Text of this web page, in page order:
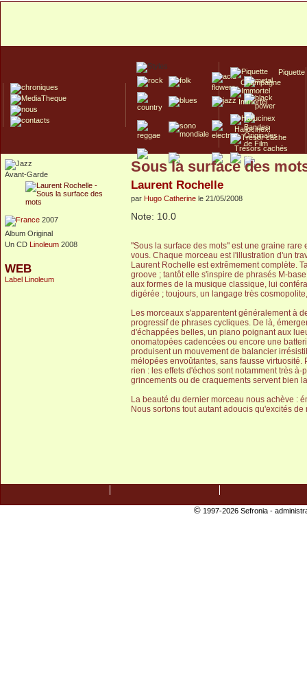
Piquette
Champagne
Immortel
Hallucinex!
Trésors cachés
Culte/Collector
Avant-Garde
2007
Album Original
Un CD Linoleum 2008
WEB
Label Linoleum
Sous la surface des
Laurent Rochelle
par Hugo Catherine le 21/05/2008
Note: 10.0
"Sous la surface des mots" est une graine
vous. Chaque morceau est l'illustration d'un
Laurent Rochelle est extrêmement complète.
groove ; tantôt elle s'inspire de phrasés M-
aux formes de la musique classique, lui
digérée ; toujours, un langage très
Les morceaux s'apparentent généralement à
progressif de phrases cycliques. De là,
d'échappées belles, un piano poignant aux
onomatopées cadencées ou encore une
produisent un mouvement de balancier
mélopées envoûtantes, sans fausse
rien : les effets d'échos sont notamment très
grincements ou de craquements servent bien
La beauté du dernier morceau nous achève :
Nous sortons tout autant adoucis qu'excités
©1997-2026 Sefronia -